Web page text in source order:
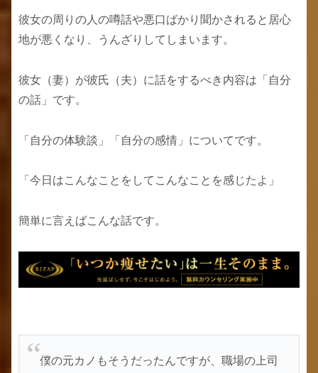
彼女の周りの人の噂話や悪口ばかり聞かされると居心
地が悪くなり、うんざりしてしまいます。
彼女（妻）が彼氏（夫）に話をするべき内容は「自分
の話」です。
「自分の体験談」「自分の感情」についてです。
「今日はこんなことをしてこんなことを感じたよ」
簡単に言えばこんな話です。
僕の元カノもそうだったんですが、職場の上司